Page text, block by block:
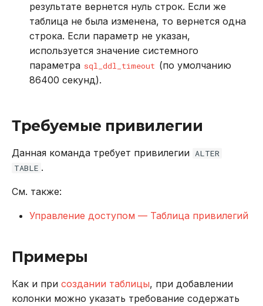
результате вернется нуль строк. Если же
таблица не была изменена, то вернется одна
строка. Если параметр не указан,
используется значение системного
параметра sql_ddl_timeout (по умолчанию
86400 секунд).
Требуемые привилегии
Данная команда требует привилегии ALTER
TABLE .
См. также:
Управление доступом — Таблица привилегий
Примеры
Как и при создании таблицы, при добавлении
колонки можно указать требование содержать